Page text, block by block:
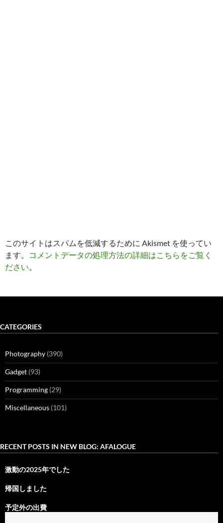
このサイトはスパムを低減するために Akismet を使ってい
ます。
コメントデータの処理方法の詳細はこちらをご覧く
ださい
CATEGORIES
Photography (390)
Gadget (93)
Programming (29)
Miscellaneous (101)
RECENT POSTS IN NEW BLOG: AFALOGUE
激動の2025年でした
帰国しました
予定外の出費